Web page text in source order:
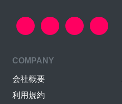
COMPANY
会社概要
利用規約